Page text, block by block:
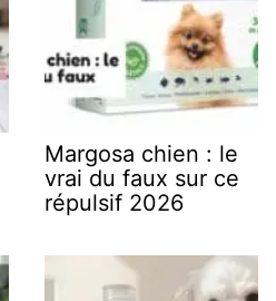
Margosa chien : le
vrai du faux sur ce
répulsif 2026